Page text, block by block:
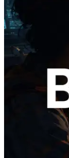
Validators
Analyzer —
Validador
Leer este artículo